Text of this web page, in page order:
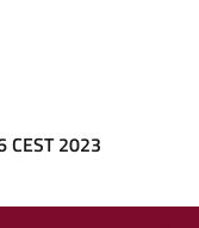
CEST 2023